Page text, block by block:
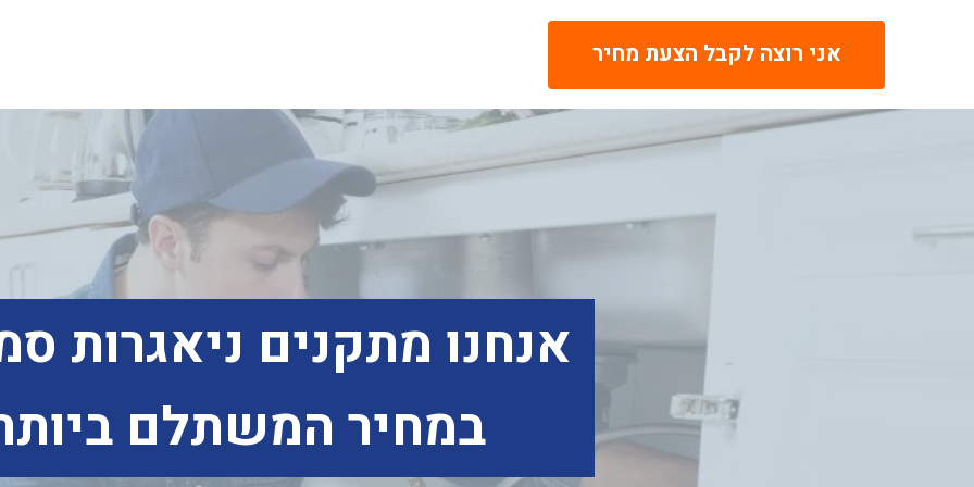
אני רוצה לקבל הצעת מחיר
אנחנו מתקנים ניאגרות
במחיר המשתלם